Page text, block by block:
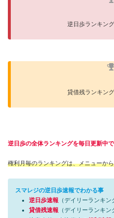
逆日歩ランキング
貸借残ランキング
逆日歩の全体ランキングを毎日更新中で
権利月毎のランキングは、メニューか
スマレジの逆日歩速報でわかる事
逆日歩速報 （デイリーランキン
貸借残速報 （デイリーランキン